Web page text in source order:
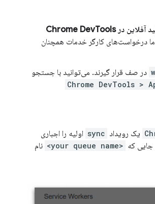
از کلید آفلاین در Chrome DevTools
درخواست‌های کارگر خدمات همچنان
در صف قرار گیرند. می‌توانید با جستجو
Chrome DevTools >
یک رویداد sync اولیه را اجباری
جایی که <your queue name>
نام